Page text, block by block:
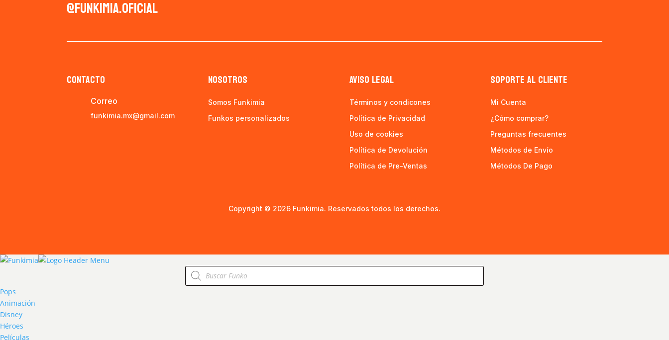
@funkimia.oficial
CONTACTO
Correo
funkimia.mx@gmail.com
NOSOTROS
Somos Funkimia
Funkos personalizados
AVISO LEGAL
Términos y condicones
Política de Privacidad
Uso de cookies
Política de Devolución
Política de Pre-Ventas
SOPORTE AL CLIENTE
Mi Cuenta
¿Cómo comprar?
Preguntas frecuentes
Métodos de Envío
Métodos De Pago
Copyright © 2026 Funkimia. Reservados todos los derechos.
Products
search
Pops
Animación
Disney
Héroes
Películas